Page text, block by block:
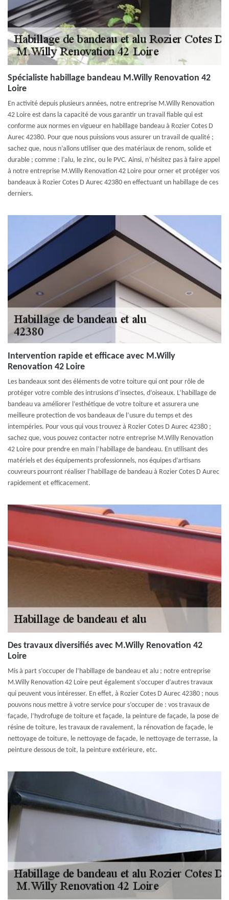
Spécialiste habillage bandeau M.Willy Renovation 42
Loire
En activité depuis plusieurs années, notre entreprise M.Willy Renovation
42 Loire est dans la capacité de vous garantir un travail fiable qui est
conforme aux normes en vigueur en habillage bandeau à Rozier Cotes D
Aurec 42380. Pour que nous puissions vous assurer un travail de qualité ;
sachez que, nous n’allons utiliser que des matériaux de renom, solide et
durable ; comme : l’alu, le zinc, ou le PVC. Ainsi, n’hésitez pas à faire appel
à notre entreprise M.Willy Renovation 42 Loire pour orner et protéger vos
bandeaux à Rozier Cotes D Aurec 42380 en effectuant un habillage de ces
derniers.
Intervention rapide et efficace avec M.Willy
Renovation 42 Loire
Les bandeaux sont des éléments de votre toiture qui ont pour rôle de
protéger votre comble des intrusions d’insectes, d’oiseaux. L’habillage de
bandeau va améliorer l’esthétique de votre toiture et assurera une
meilleure protection de vos bandeaux de l’usure du temps et des
intempéries. Pour vous qui vous trouvez à Rozier Cotes D Aurec 42380 ;
sachez que, vous pouvez contacter notre entreprise M.Willy Renovation
42 Loire pour prendre en main l’habillage de bandeau. En utilisant des
matériels et des équipements professionnels, nos équipes d’artisans
couvreurs pourront réaliser l’habillage de bandeau à Rozier Cotes D Aurec
rapidement et efficacement.
Des travaux diversifiés avec M.Willy Renovation 42
Loire
Mis à part s’occuper de l’habillage de bandeau et alu ; notre entreprise
M.Willy Renovation 42 Loire peut également s’occuper d’autres travaux
qui peuvent vous intéresser. En effet, à Rozier Cotes D Aurec 42380 ; nous
pouvons nous mettre à votre service pour s’occuper de : vos travaux de
façade, l’hydrofuge de toiture et façade, la peinture de façade, la pose de
résine de toiture, les travaux de ravalement, la rénovation de façade, le
nettoyage de toiture, le nettoyage de façade, le nettoyage de terrasse, la
peinture dessous de toit, la peinture extérieure, etc.